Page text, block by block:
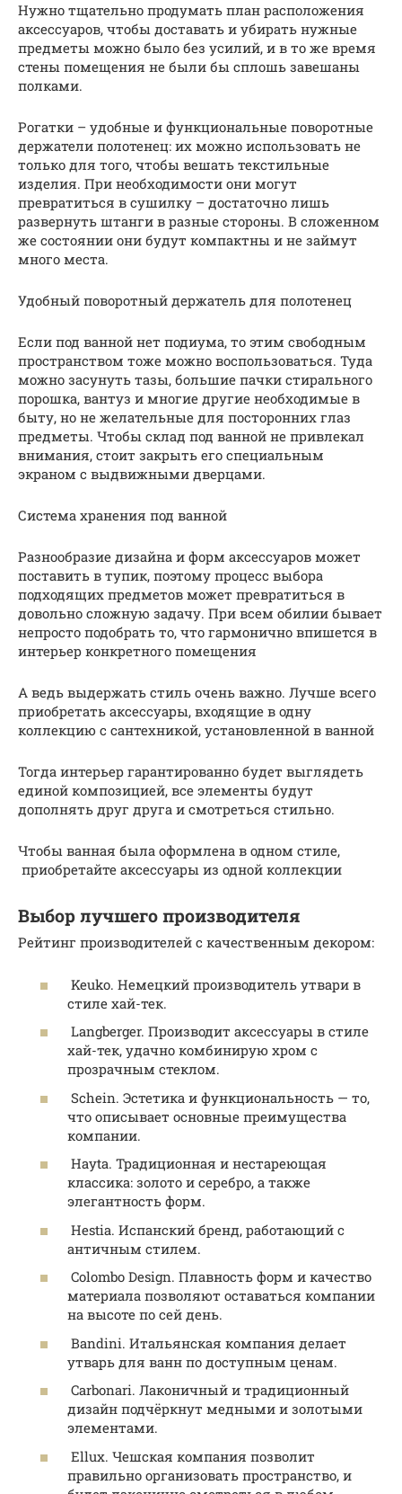
Нужно тщательно продумать план расположения
аксессуаров, чтобы доставать и убирать нужные
предметы можно было без усилий, и в то же время
стены помещения не были бы сплошь завешаны
полками.
Рогатки – удобные и функциональные поворотные
держатели полотенец: их можно использовать не
только для того, чтобы вешать текстильные
изделия. При необходимости они могут
превратиться в сушилку – достаточно лишь
развернуть штанги в разные стороны. В сложенном
же состоянии они будут компактны и не займут
много места.
Удобный поворотный держатель для полотенец
Если под ванной нет подиума, то этим свободным
пространством тоже можно воспользоваться. Туда
можно засунуть тазы, большие пачки стирального
порошка, вантуз и многие другие необходимые в
быту, но не желательные для посторонних глаз
предметы. Чтобы склад под ванной не привлекал
внимания, стоит закрыть его специальным
экраном с выдвижными дверцами.
Система хранения под ванной
Разнообразие дизайна и форм аксессуаров может
поставить в тупик, поэтому процесс выбора
подходящих предметов может превратиться в
довольно сложную задачу. При всем обилии бывает
непросто подобрать то, что гармонично впишется в
интерьер конкретного помещения
А ведь выдержать стиль очень важно. Лучше всего
приобретать аксессуары, входящие в одну
коллекцию с сантехникой, установленной в ванной
Тогда интерьер гарантированно будет выглядеть
единой композицией, все элементы будут
дополнять друг друга и смотреться стильно.
Чтобы ванная была оформлена в одном стиле,
приобретайте аксессуары из одной коллекции
Выбор лучшего производителя
Рейтинг производителей с качественным декором:
Keuko. Немецкий производитель утвари в
стиле хай-тек.
Langberger. Производит аксессуары в стиле
хай-тек, удачно комбинирую хром с
прозрачным стеклом.
Schein. Эстетика и функциональность — то,
что описывает основные преимущества
компании.
Hayta. Традиционная и нестареющая
классика: золото и серебро, а также
элегантность форм.
Hestia. Испанский бренд, работающий с
античным стилем.
Colombo Design. Плавность форм и качество
материала позволяют оставаться компании
на высоте по сей день.
Bandini. Итальянская компания делает
утварь для ванн по доступным ценам.
Carbonari. Лаконичный и традиционный
дизайн подчёркнут медными и золотыми
элементами.
Ellux. Чешская компания позволит
правильно организовать пространство, и